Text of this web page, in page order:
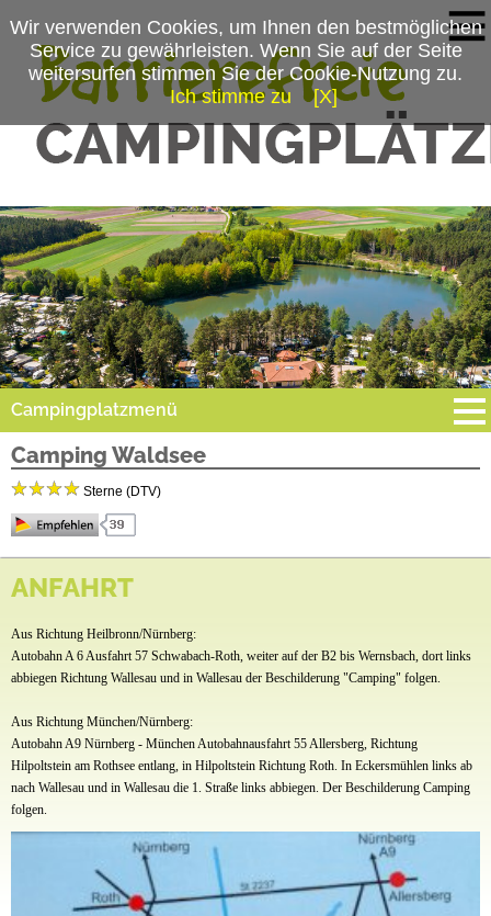
Campingplatzmenü
Platzdaten
Anfahrt
Camping Waldsee
Sterne (DTV)
Idyllisch zwischen Wasser, Wald und Wiesen liegt unser Camping Waldsee – in Mitten des
Fränkischen Seenlandes. Hier können Sie das ganze Jahr über den Campingurlaub
inmitten der Natur mit Komfort genießen. Neben Stellplätzen bieten wir auch Blockhütten,
Schlauch – und Tretbootfahren, Angeln, Radfahren und Wandern sind direkt vor der
Haustür möglich. Auch den kleinen Gästen wird es mit unserer Kinderanimation (bay.
Ferien) sowie durch unseren Spiel- und Bolzplatz nicht langweilig.
ANFAHRT
Aus Richtung Heilbronn/Nürnberg:
Autobahn A 6 Ausfahrt 57 Schwabach-Roth, weiter auf der B2 bis Wernsbach, dort links
abbiegen Richtung Wallesau und in Wallesau der Beschilderung "Camping" folgen.
Aus Richtung München/Nürnberg:
Autobahn A9 Nürnberg - München Autobahnausfahrt 55 Allersberg, Richtung
Hilpoltstein am Rothsee entlang, in Hilpoltstein Richtung Roth. In Eckersmühlen links ab
nach Wallesau und in Wallesau die 1. Straße links abbiegen. Der Beschilderung Camping
folgen.
Wir verwenden Cookies, um Ihnen den bestmöglichen
Service zu gewährleisten. Wenn Sie auf der Seite
weitersurfen stimmen Sie der Cookie-Nutzung zu.
Ich stimme zu
[X]